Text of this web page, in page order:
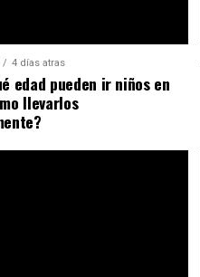
4 días atras
edad pueden ir niños en
llevarlos